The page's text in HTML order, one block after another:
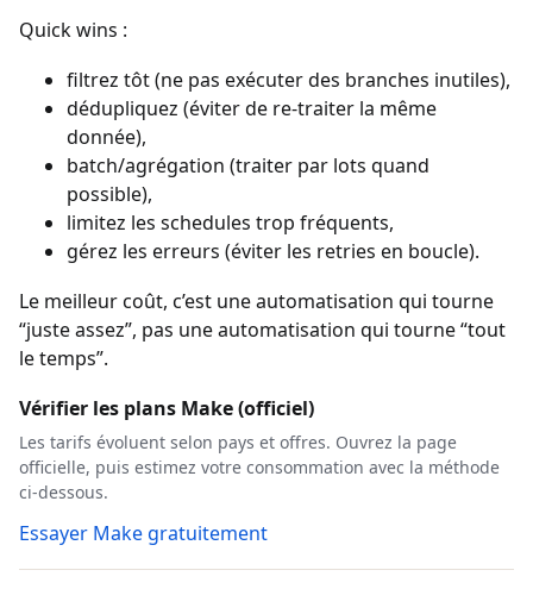
Quick wins :
filtrez tôt (ne pas exécuter des branches inutiles),
dédupliquez (éviter de re-traiter la même
donnée),
batch/agrégation (traiter par lots quand
possible),
limitez les schedules trop fréquents,
gérez les erreurs (éviter les retries en boucle).
Le meilleur coût, c’est une automatisation qui tourne
“juste assez”, pas une automatisation qui tourne “tout
le temps”.
Vérifier les plans Make (officiel)
Les tarifs évoluent selon pays et offres. Ouvrez la page
officielle, puis estimez votre consommation avec la méthode
ci‑dessous.
Essayer Make gratuitement